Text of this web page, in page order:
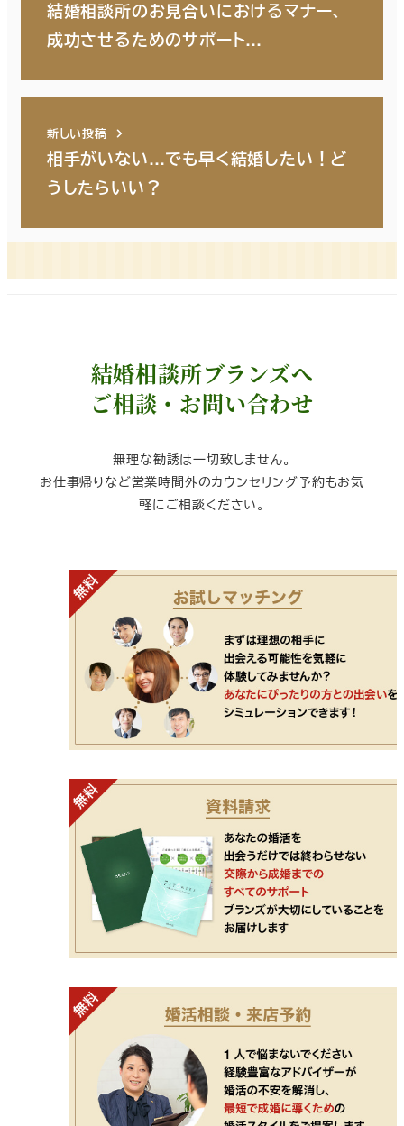
結婚相談所のお見合いにおけるマナー、
成功させるためのサポート…
新しい投稿
相手がいない…でも早く結婚したい！ど
うしたらいい？
結婚相談所ブランズへ
ご相談・お問い合わせ
無理な勧誘は一切致しません。
お仕事帰りなど営業時間外のカウンセリング予約もお気
軽にご相談ください。